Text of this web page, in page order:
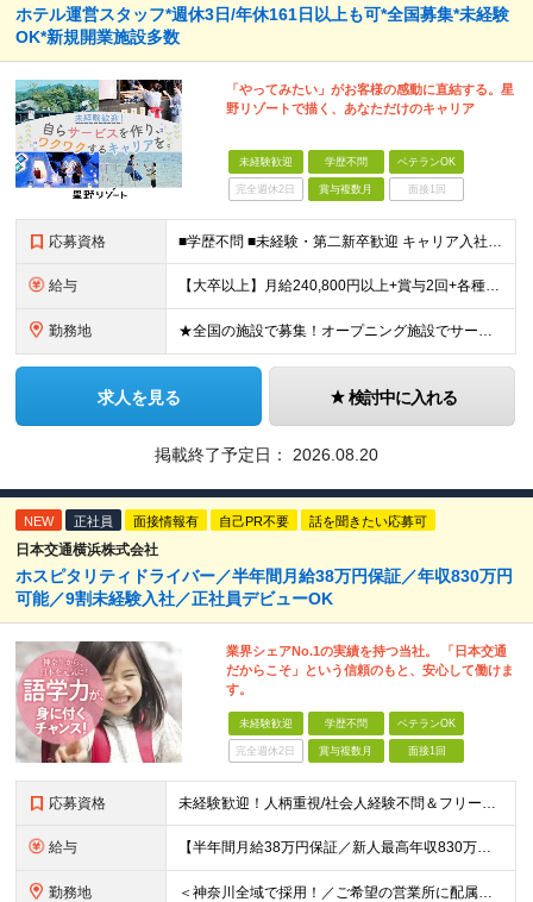
ホテル運営スタッフ*週休3日/年休161日以上も可*全国募集*未経験
OK*新規開業施設多数
「やってみたい」がお客様の感動に直結する。星
野リゾートで描く、あなただけのキャリア
未経験歓迎 学歴不問 ベテランOK
完全週休2日 賞与複数月 面接1回
応募資格 ■学歴不問 ■未経験・第二新卒歓迎 キャリア入社のメンバーは元美容師、営業、教員などさまざま！ これまでの経験やあなたらしい視点を活かして よりよいサービスを生み出していきましょう！
給与 【大卒以上】月給240,800円以上+賞与2回+各種手当 【短大・専門学校卒】月給204,400円以上+賞与2回+各種手当 【上記以外】月給187,000円以上+賞与2回+各種手当 ※経験、資格、能
勤務地 ★全国の施設で募集！オープニング施設でサービスを作っていきたい方は大歓迎！ ★希望しない転勤は原則なし 【積極採用エリア】 ■界 蔵王（26年10月開業予定） ※開業前に入社された場合、全国の星野リ
求人を見る 検討中に入れる
掲載終了予定日： 2026.08.20
NEW 正社員 面接情報有 自己PR不要 話を聞きたい応募可
日本交通横浜株式会社
ホスピタリティドライバー／半年間月給38万円保証／年収830万円
可能／9割未経験入社／正社員デビューOK
業界シェアNo.1の実績を持つ当社。 「日本交通
だからこそ」という信頼のもと、安心して働けま
す。
未経験歓迎 学歴不問 ベテランOK
完全週休2日 賞与複数月 面接1回
応募資格 未経験歓迎！人柄重視/社会人経験不問＆フリーターもOK ■普通自動車免許（AT限定可）を取得して1年以上経過している方 ※前職・学歴・ブランク・転職回数などは一切不問です。 <2種免許取得代は全額
給与 【半年間月給38万円保証／新人最高年収830万円／賞与年2回／給料控除を100%撤廃】 6ヶ月間、月給38万円保証＋歩合給＋賞与年2回（川崎／保土ヶ谷／戸塚） ◆保証額を超える売上時は上乗せした給与
勤務地 ＜神奈川全域で採用！／ご希望の営業所に配属＞◎転居を伴う転勤なし！◎U・Iターン歓迎！◎マイカー通勤OK（駐車場完備） 神奈川全域に6拠点（★希望の営業所に配属） ■本社：横浜市戸塚区名瀬町1152